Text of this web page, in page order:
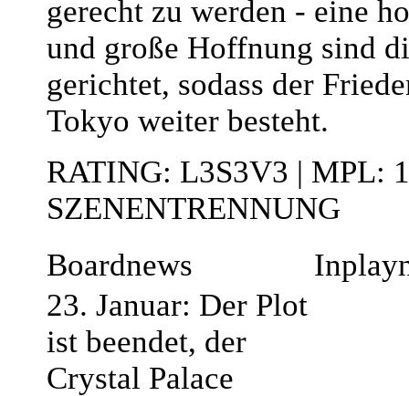
gerecht zu werden - eine
und große Hoffnung sind
gerichtet, sodass der
Tokyo weiter besteht.
RATING: L3S3V3 | MPL:
SZENENTRENNUNG
Boardnews
23. Januar: Der Plot
ist beendet, der
Crystal Palace